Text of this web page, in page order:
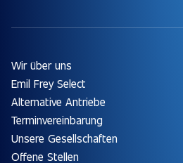
Wir über uns
Emil Frey Select
Alternative Antriebe
Terminvereinbarung
Unsere Gesellschaften
Offene Stellen